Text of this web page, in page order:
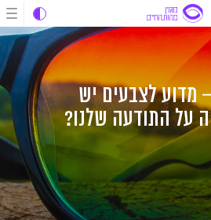
לצבעים יש
על התודעה שלנו?